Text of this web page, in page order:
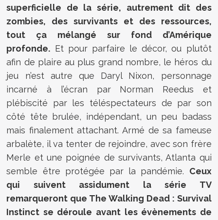
superficielle de la série, autrement dit des
zombies, des survivants et des ressources,
tout ça mélangé sur fond d’Amérique
profonde. Et pour parfaire le décor, ou plutôt
afin de plaire au plus grand nombre, le héros du
jeu n’est autre que Daryl Nixon, personnage
incarné à l’écran par Norman Reedus et
plébiscité par les téléspectateurs de par son
côté tête brulée, indépendant, un peu badass
mais finalement attachant. Armé de sa fameuse
arbalète, il va tenter de rejoindre, avec son frère
Merle et une poignée de survivants, Atlanta qui
semble être protégée par la pandémie. Ceux
qui suivent assidument la série TV
remarqueront que The Walking Dead : Survival
Instinct se déroule avant les évènements de